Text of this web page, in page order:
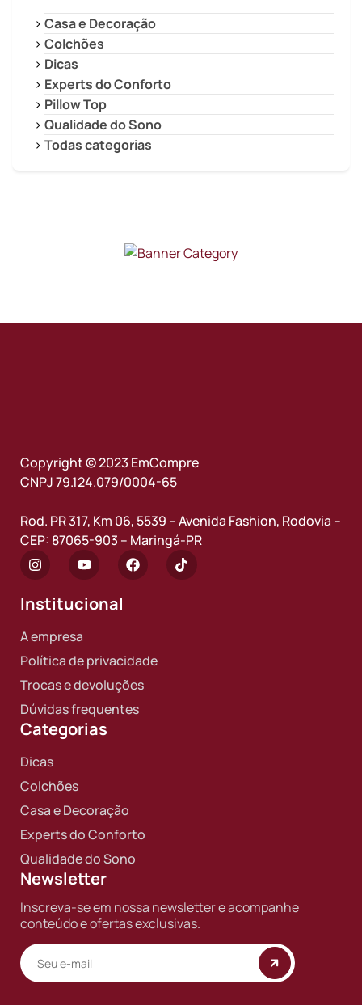
Casa e Decoração
Colchões
Dicas
Experts do Conforto
Pillow Top
Qualidade do Sono
Todas categorias
Copyright © 2023 EmCompre
CNPJ 79.124.079/0004-65
Rod. PR 317, Km 06, 5539 – Avenida Fashion, Rodovia –
CEP: 87065-903 – Maringá-PR
Institucional
A empresa
Política de privacidade
Trocas e devoluções
Dúvidas frequentes
Categorias
Dicas
Colchões
Casa e Decoração
Experts do Conforto
Qualidade do Sono
Newsletter
Inscreva-se em nossa newsletter e acompanhe
conteúdo e ofertas exclusivas.
Copyright © 2025 BF Casa. Todos os direitos reservados